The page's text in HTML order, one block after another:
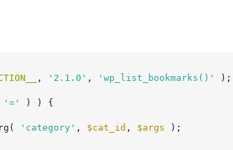
, '2.1.0' , 'wp_list_bookmarks()' );
'='
) ) {
'category' , $cat_id , $args );